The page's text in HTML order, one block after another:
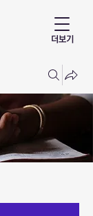
더보기